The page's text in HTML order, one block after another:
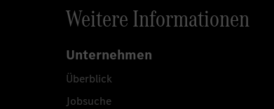
Weitere Informationen
Unternehmen
Überblick
Jobsuche